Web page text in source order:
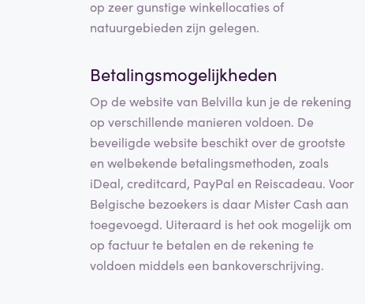
op zeer gunstige winkellocaties of
natuurgebieden zijn gelegen.
Betalingsmogelijkheden
Op de website van Belvilla kun je de rekening
op verschillende manieren voldoen. De
beveiligde website beschikt over de grootste
en welbekende betalingsmethoden, zoals
iDeal, creditcard, PayPal en Reiscadeau. Voor
Belgische bezoekers is daar Mister Cash aan
toegevoegd. Uiteraard is het ook mogelijk om
op factuur te betalen en de rekening te
voldoen middels een bankoverschrijving.